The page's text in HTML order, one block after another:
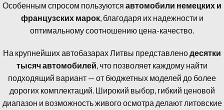
Особенным спросом пользуются автомобили немецких и
французских марок, благодаря их надежности и
оптимальному соотношению цена-качество.
На крупнейших автобазарах Литвы представленодесятки
тысяч автомобилей, что позволяет каждому найти
подходящий вариант — от бюджетных моделей до более
дорогих комплектаций. Широкий выбор, гибкий ценовой
диапазон и возможность живого осмотра делают литовские